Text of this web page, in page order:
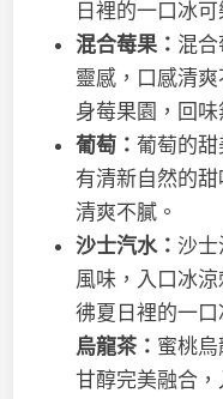
日裡的一口冰
混合莓果： 混
靈感，口感清
身莓果園，回味
葡萄：葡萄的
有清新自然的
清爽不膩。
沙士汽水：沙
風味，入口冰
彿夏日裡的一口
烏龍茶： 蜜桃
甘醇完美融合